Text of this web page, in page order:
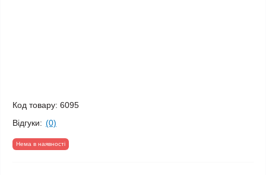
Код товару: 6095
Відгуки: (0)
Нема в наявності